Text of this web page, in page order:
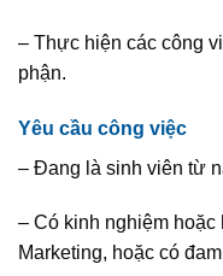
– Thực hiện các công
phận.
Yêu cầu công việc
– Đang là sinh viên từ
– Có kinh nghiệm hoặc
Marketing, hoặc có